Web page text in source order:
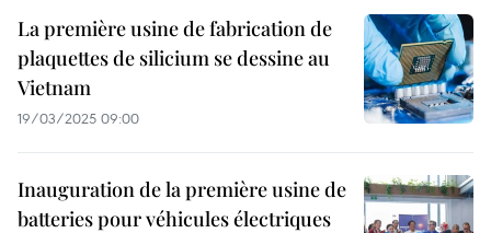
La première usine de fabrication de
plaquettes de silicium se dessine au
Vietnam
19/03/2025 09:00
Inauguration de la première usine de
batteries pour véhicules électriques